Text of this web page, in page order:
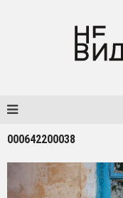
000642200038